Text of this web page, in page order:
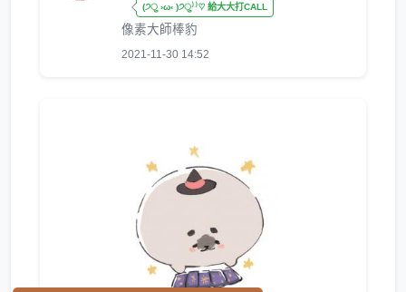
(੭ु ›ω‹ )੭ु⁾⁾♡ 給大大打CALL
像素大師棒豹
2021-11-30 14:52